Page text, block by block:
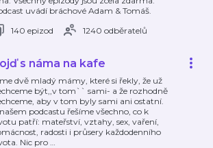
uvádí bráchové Adam & Tomáš.
140 epizod
1240 odběratelů
s náma na kafe
dvě mladý mámy, které si řekly, že už
být,,v tom`` sami- a že rozhodně
aby v tom byly sami ani ostatní.
podcastu řešíme všechno, co k
patří: mateřství, vztahy, sex, vaření,
radosti i průsery každodenního
Nic pro …